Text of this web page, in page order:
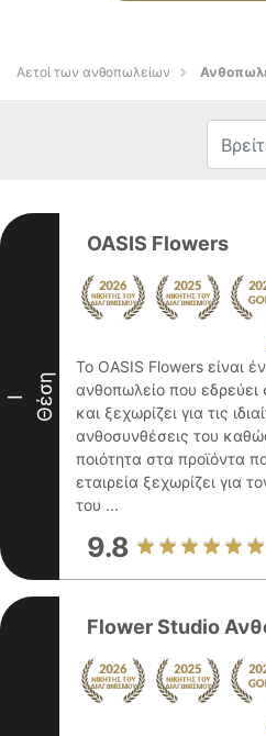
Αετοί των ανθοπωλείων
I Θέση
OASIS Flowers
Το OASIS Flowers είναι
ανθοπωλείο που εδρεύει
και ξεχωρίζει για τις
ανθοσυνθέσεις του
ποιότητα στα προϊόντα
εταιρεία ξεχωρίζει για
του ...
9.8
Flower Studio